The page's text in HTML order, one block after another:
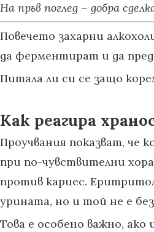
На пръв поглед – добра
Повечето захарни
да ферментират и да
Питала ли си се защо
Как реагира
Проучвания показват, че
при по-чувствителни
против кариес.
урината, но и той не е
Това е особено важно, ако